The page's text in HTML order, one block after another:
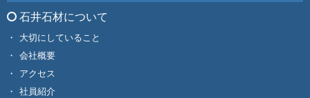
石井石材について
大切にしていること
会社概要
アクセス
社員紹介